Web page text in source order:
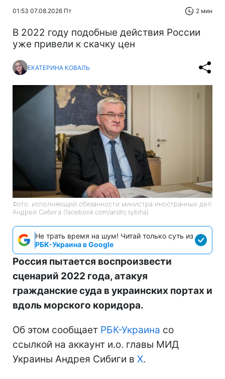
01:53 07.08.2026 Пт 2 мин
В 2022 году подобные действия России
уже привели к скачку цен
ЕКАТЕРИНА КОВАЛЬ
Фото: исполняющий обязанности министра иностранных дел
Андрей Сибига (facebook.com/andrij.sybiha)
Не трать время на шум! Читай только суть из
РБК-Украина в Google
Россия пытается воспроизвести
сценарий 2022 года, атакуя
гражданские суда в украинских портах и
вдоль морского коридора.
Об этом сообщает РБК-Украина со
ссылкой на аккаунт и.о. главы МИД
Украины Андрея Сибиги в Х.